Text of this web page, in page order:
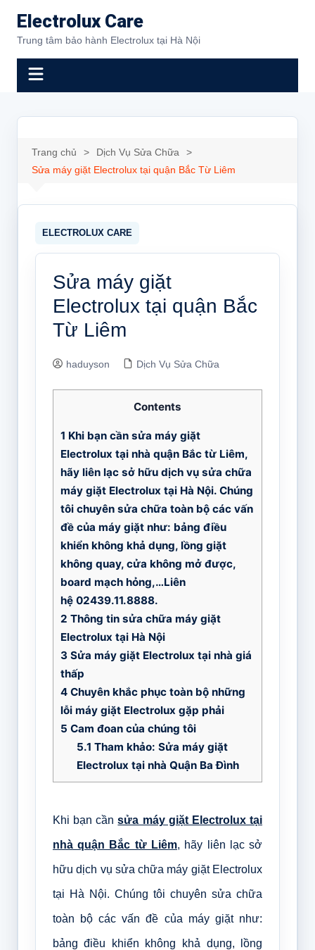
đến
phần
Electrolux Care
Trung tâm bảo hành Electrolux tại Hà Nội
Trang chủ
Dịch Vụ Sửa Chữa
Sửa máy giặt Electrolux tại quận Bắc Từ Liêm
Sửa máy giặt
Electrolux tại quận Bắc
Từ Liêm
haduyson Dịch Vụ Sửa Chữa
Contents
1 Khi bạn cần sửa máy giặt
Electrolux tại nhà quận Bắc từ Liêm,
hãy liên lạc sở hữu dịch vụ sửa chữa
máy giặt Electrolux tại Hà Nội. Chúng
tôi chuyên sửa chữa toàn bộ các vấn
đề của máy giặt như: bảng điều
khiển không khả dụng, lồng giặt
không quay, cửa không mở được,
board mạch hỏng,…Liên
hệ 02439.11.8888.
2 Thông tin sửa chữa máy giặt
Electrolux tại Hà Nội
3Sửa máy giặt Electrolux tại nhà giá
thấp
4Chuyên khắc phục toàn bộ những
lỗi máy giặt Electrolux gặp phải
5 Cam đoan của chúng tôi
5.1 Tham khảo: Sửa máy giặt
Electrolux tại nhà Quận Ba Đình
Khi bạn cầnsửa máy giặt Electrolux tại
nhà quận Bắc từ Liêm, hãy liên lạc sở
hữu dịch vụ sửa chữa máy giặt Electrolux
tại Hà Nội. Chúng tôi chuyên sửa chữa
toàn bộ các vấn đề của máy giặt như:
bảng điều khiển không khả dụng, lồng